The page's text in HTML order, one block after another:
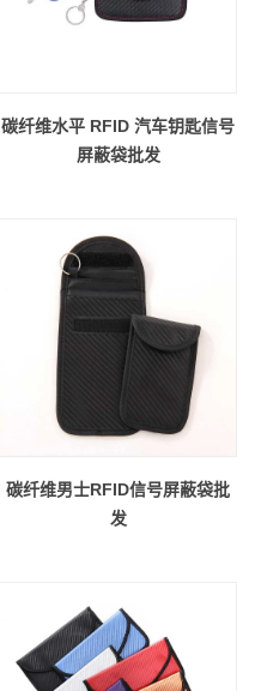
碳纤维水平 RFID 汽车钥匙信号
屏蔽袋批发
碳纤维男士RFID信号屏蔽袋批
发